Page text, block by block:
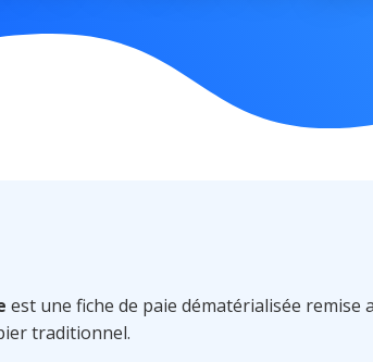
est une fiche de paie dématérialisée
traditionnel.